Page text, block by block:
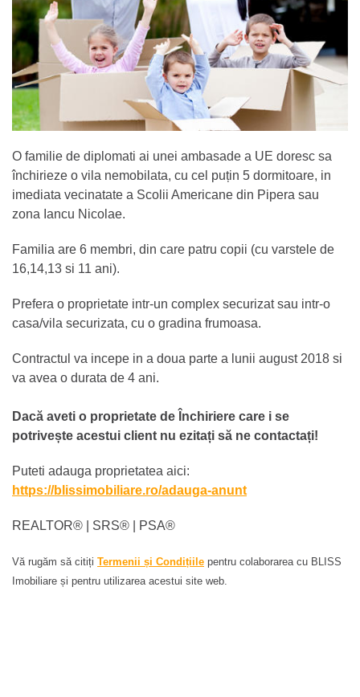
O familie de diplomati ai unei ambasade a UE doresc sa
închirieze o vila nemobilata, cu cel puțin 5 dormitoare, in
imediata vecinatate a Scolii Americane din Pipera sau
zona Iancu Nicolae.
Familia are 6 membri, din care patru copii (cu varstele de
16,14,13 si 11 ani).
Prefera o proprietate intr-un complex securizat sau intr-o
casa/vila securizata, cu o gradina frumoasa.
Contractul va incepe in a doua parte a lunii august 2018 si
va avea o durata de 4 ani.
Dacă aveti o proprietate de Închiriere care i se
potrivește acestui client nu ezitați să ne contactați!
Puteti adauga proprietatea aici:
https://blissimobiliare.ro/adauga-anunt
REALTOR®️ | SRS®️ | PSA®️
Vă rugăm să citiți Termenii și Condițiile pentru colaborarea cu BLISS
Imobiliare și pentru utilizarea acestui site web.